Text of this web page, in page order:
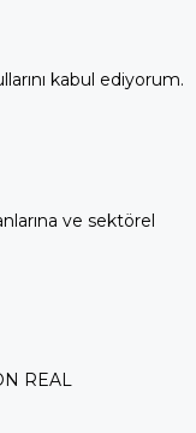
kabul ediyorum.
ve sektörel